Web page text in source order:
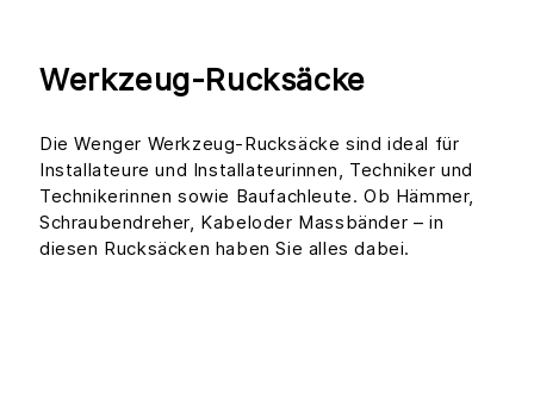
Werkzeug-Rucksäcke
Die Wenger Werkzeug-Rucksäcke sind ideal für
Installateure und Installateurinnen, Techniker und
Technikerinnen sowie Baufachleute. Ob Hämmer,
Schraubendreher, Kabeloder Massbänder – in
diesen Rucksäcken haben Sie alles dabei.